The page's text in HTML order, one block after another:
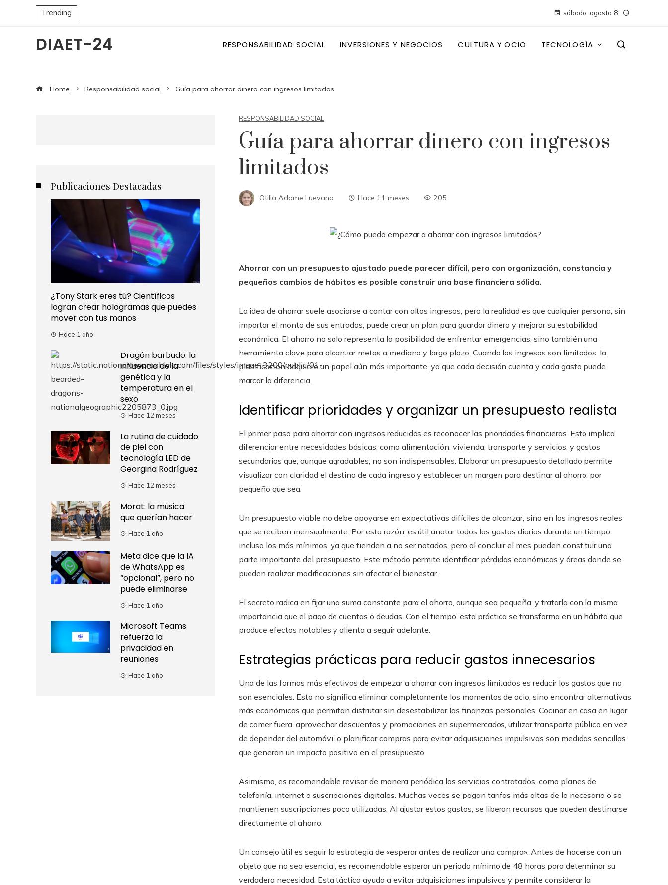
Trending sábado, agosto 8
DIAET-24 RESPONSABILIDAD SOCIAL INVERSIONES Y NEGOCIOS CULTURA Y OCIO TECNOLOGÍA
Home Responsabilidad social Guía para ahorrar dinero con ingresos limitados
RESPONSABILIDAD SOCIAL
Guía para ahorrar dinero con ingresos
limitados
Otilia Adame Luevano Hace 11 meses 205
Ahorrar con un presupuesto ajustado puede parecer difícil, pero con organización, constancia y
pequeños cambios de hábitos es posible construir una base financiera sólida.
La idea de ahorrar suele asociarse a contar con altos ingresos, pero la realidad es que cualquier persona, sin
importar el monto de sus entradas, puede crear un plan para guardar dinero y mejorar su estabilidad
económica. El ahorro no solo representa la posibilidad de enfrentar emergencias, sino también una
herramienta clave para alcanzar metas a mediano y largo plazo. Cuando los ingresos son limitados, la
planificación adquiere un papel aún más importante, ya que cada decisión cuenta y cada gasto puede
marcar la diferencia.
Identificar prioridades y organizar un presupuesto realista
El primer paso para ahorrar con ingresos reducidos es reconocer las prioridades financieras. Esto implica
diferenciar entre necesidades básicas, como alimentación, vivienda, transporte y servicios, y gastos
secundarios que, aunque agradables, no son indispensables. Elaborar un presupuesto detallado permite
visualizar con claridad el destino de cada ingreso y establecer un margen para destinar al ahorro, por
pequeño que sea.
Un presupuesto viable no debe apoyarse en expectativas difíciles de alcanzar, sino en los ingresos reales
que se reciben mensualmente. Por esta razón, es útil anotar todos los gastos diarios durante un tiempo,
incluso los más mínimos, ya que tienden a no ser notados, pero al concluir el mes pueden constituir una
parte importante del presupuesto. Este método permite identificar pérdidas económicas y áreas donde se
pueden realizar modificaciones sin afectar el bienestar.
El secreto radica en fijar una suma constante para el ahorro, aunque sea pequeña, y tratarla con la misma
importancia que el pago de cuentas o deudas. Con el tiempo, esta práctica se transforma en un hábito que
produce efectos notables y alienta a seguir adelante.
Estrategias prácticas para reducir gastos innecesarios
Una de las formas más efectivas de empezar a ahorrar con ingresos limitados es reducir los gastos que no
son esenciales. Esto no significa eliminar completamente los momentos de ocio, sino encontrar alternativas
más económicas que permitan disfrutar sin desestabilizar las finanzas personales. Cocinar en casa en lugar
de comer fuera, aprovechar descuentos y promociones en supermercados, utilizar transporte público en vez
de depender del automóvil o planificar compras para evitar adquisiciones impulsivas son medidas sencillas
que generan un impacto positivo en el presupuesto.
Asimismo, es recomendable revisar de manera periódica los servicios contratados, como planes de
telefonía, internet o suscripciones digitales. Muchas veces se pagan tarifas más altas de lo necesario o se
mantienen suscripciones poco utilizadas. Al ajustar estos gastos, se liberan recursos que pueden destinarse
directamente al ahorro.
Un consejo útil es seguir la estrategia de «esperar antes de realizar una compra». Antes de hacerse con un
objeto que no sea esencial, es recomendable esperar un periodo mínimo de 48 horas para determinar su
verdadera necesidad. Esta táctica ayuda a evitar adquisiciones impulsivas y permite considerar la
Publicaciones Destacadas
¿Tony Stark eres tú? Científicos
logran crear hologramas que puedes
mover con tus manos
Hace 1 año
Dragón barbudo: la
influencia de la
genética y la
temperatura en el
sexo
Hace 12 meses
La rutina de cuidado
de piel con
tecnología LED de
Georgina Rodríguez
Hace 12 meses
Morat: la música
que querían hacer
Hace 1 año
Meta dice que la IA
de WhatsApp es
“opcional”, pero no
puede eliminarse
Hace 1 año
Microsoft Teams
refuerza la
privacidad en
reuniones
Hace 1 año